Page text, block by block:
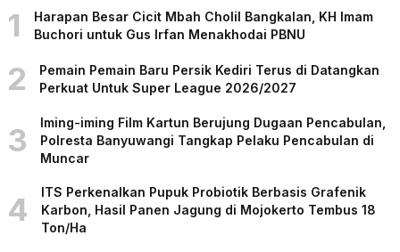
1
Harapan Besar Cicit Mbah Cholil Bangkalan, KH Imam
Buchori untuk Gus Irfan Menakhodai PBNU
2
Pemain Pemain Baru Persik Kediri Terus di Datangkan
Perkuat Untuk Super League 2026/2027
3
Iming-iming Film Kartun Berujung Dugaan Pencabulan,
Polresta Banyuwangi Tangkap Pelaku Pencabulan di
Muncar
4
ITS Perkenalkan Pupuk Probiotik Berbasis Grafenik
Karbon, Hasil Panen Jagung di Mojokerto Tembus 18
Ton/Ha